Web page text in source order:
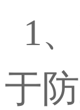
1
于